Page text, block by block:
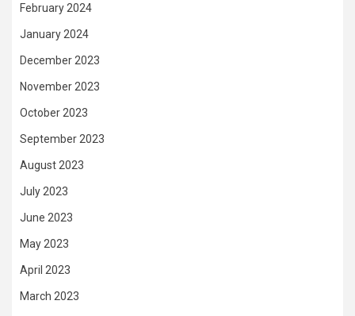
February 2024
January 2024
December 2023
November 2023
October 2023
September 2023
August 2023
July 2023
June 2023
May 2023
April 2023
March 2023